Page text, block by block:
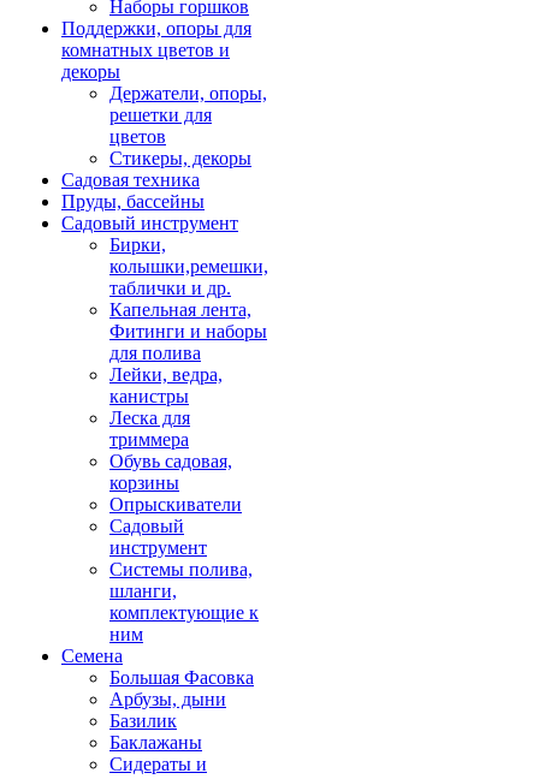
Наборы горшков
Поддержки, опоры для
комнатных цветов и
декоры
Держатели, опоры,
решетки для
цветов
Стикеры, декоры
Садовая техника
Пруды, бассейны
Садовый инструмент
Бирки,
колышки,ремешки,
таблички и др.
Капельная лента,
Фитинги и наборы
для полива
Лейки, ведра,
канистры
Леска для
триммера
Обувь садовая,
корзины
Опрыскиватели
Садовый
инструмент
Системы полива,
шланги,
комплектующие к
ним
Семена
Большая Фасовка
Арбузы, дыни
Базилик
Баклажаны
Сидераты и